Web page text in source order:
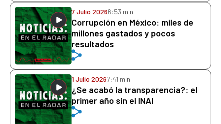
7 Julio 20266:53 min
Corrupción en México: miles de
millones gastados y pocos
resultados
1 Julio 20267:41 min
¿Se acabó la transparencia?: el
primer año sin el INAI